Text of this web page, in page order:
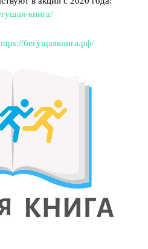
книга/
бегущаякнига.рф/